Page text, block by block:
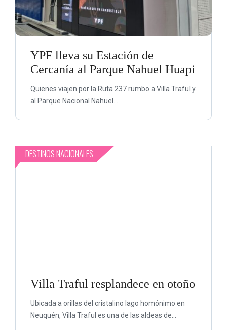
YPF lleva su Estación de
Cercanía al Parque Nahuel Huapi
Quienes viajen por la Ruta 237 rumbo a Villa Traful y
al Parque Nacional Nahuel...
DESTINOS NACIONALES
Villa Traful resplandece en otoño
Ubicada a orillas del cristalino lago homónimo en
Neuquén, Villa Traful es una de las aldeas de...